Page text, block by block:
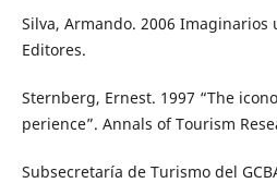
Silva, Armando. 2006 Imaginarios
Editores.
Sternberg, Ernest. 1997 “The
perience”. Annals of Tourism
Subsecretaría de Turismo del